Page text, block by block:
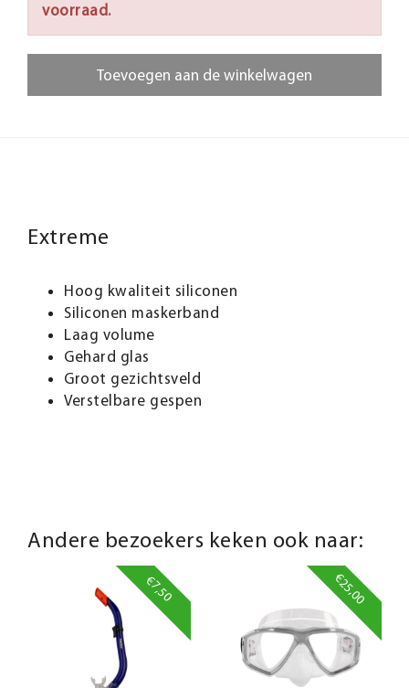
voorraad.
Toevoegen aan de winkelwagen
Extreme
Hoog kwaliteit siliconen
Siliconen maskerband
Laag volume
Gehard glas
Groot gezichtsveld
Verstelbare gespen
Andere bezoekers keken ook naar:
€7,50 €25,00